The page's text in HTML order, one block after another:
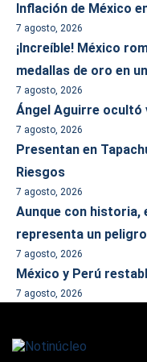
Inflación de México
7 agosto, 2026
¡Increíble! México
medallas de oro en
7 agosto, 2026
Ángel Aguirre ocultó
7 agosto, 2026
Presentan en
Riesgos
7 agosto, 2026
Aunque con historia,
representa un peligro
7 agosto, 2026
México y Perú
7 agosto, 2026